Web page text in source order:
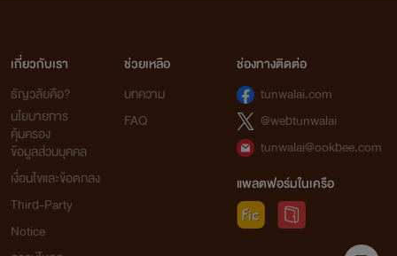
เกี่ยวกับเรา
ธัญวลัยคือ?
นโยบายการ
คุ้มครอง
ข้อมูลส่วนบุคคล
เงื่อนไขและข้อตกลง
Third-Party
Notice
ช่วยเหลือ
บทความ
FAQ
ช่องทางติดต่อ
tunwalai.com
@webtunwalai
tunwalai@ookbee.com
แพลตฟอร์มในเครือ